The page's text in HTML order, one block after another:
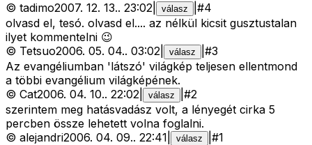
© tadimo2007. 12. 13.. 23:02 válasz #4
olvasd el, tesó. olvasd el.... az nélkül kicsit gusztustalan
ilyet kommentelni 😉
© Tetsuo2006. 05. 04.. 03:02 válasz #3
Az evangéliumban 'látszó' világkép teljesen ellentmond
a többi evangélium világképének.
© Cat2006. 04. 10.. 22:02 válasz #2
szerintem meg hatásvadász volt, a lényegét cirka 5
percben össze lehetett volna foglalni.
© alejandri2006. 04. 09.. 22:41 válasz #1